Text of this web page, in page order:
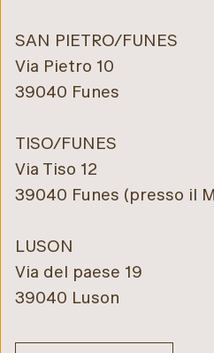
SAN PIETRO/FUNES
Via Pietro 10
39040 Funes
TISO/FUNES
Via Tiso 12
39040 Funes (presso il
LUSON
Via del paese 19
39040 Luson